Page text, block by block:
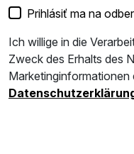
Prihlásiť ma na
Ich willige in die
Zweck des Erhalts des
Marketinginformationen